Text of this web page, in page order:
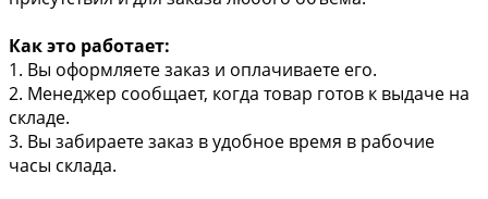
Как это работает:
1. Вы оформляете заказ и оплачиваете его.
2. Менеджер сообщает, когда товар готов к выдаче на
складе.
3. Вы забираете заказ в удобное время в рабочие
часы склада.